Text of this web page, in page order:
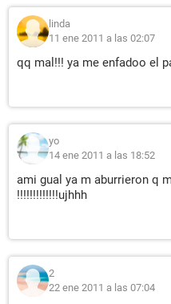
linda
11 ene 2011 a las 02:07
qq mal!!! ya me enfadoo el
yo
14 ene 2011 a las 18:52
ami gual ya m aburrieron q
!!!!!!!!!!!!!ujhhh
2
22 ene 2011 a las 07:04